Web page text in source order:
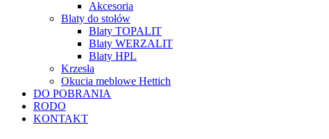
Akcesoria
Blaty do stołów
Blaty TOPALIT
Blaty WERZALIT
Blaty HPL
Krzesła
Okucia meblowe Hettich
DO POBRANIA
RODO
KONTAKT